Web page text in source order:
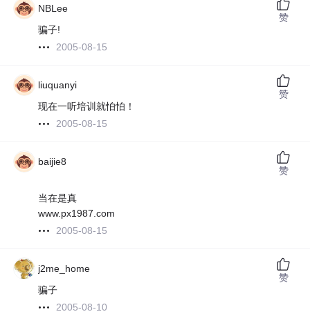
NBLee
骗子!
2005-08-15
赞
liuquanyi
现在一听培训就怕怕！
2005-08-15
赞
baijie8
当在是真
www.px1987.com
2005-08-15
赞
j2me_home
骗子
2005-08-10
赞